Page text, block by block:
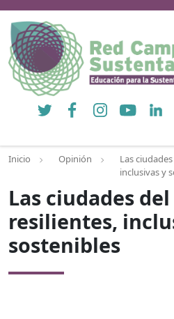
Twitter FacebookInstagramYouTube
Inicio Opinión
Las
inclusivas y
Las ciudades
resilientes,
sostenibles